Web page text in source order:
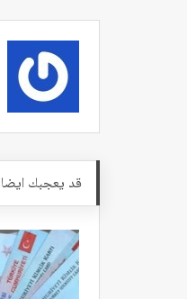
قد يعجبك ايضا